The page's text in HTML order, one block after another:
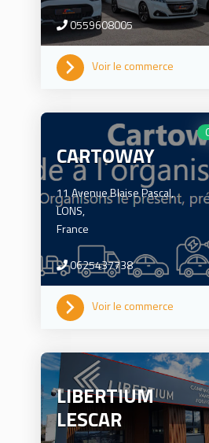
0559608005
Voir le commerce
CARTOWAY
11 Avenue Blaise Pascal,
LONS,
France
0625437738
Voir le commerce
LIBERTIUM
LESCAR